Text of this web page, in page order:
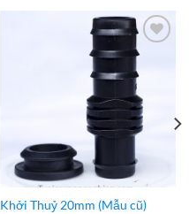
Add to
Wishlist
Khởi Thuỷ 20mm (Mẫu cũ)